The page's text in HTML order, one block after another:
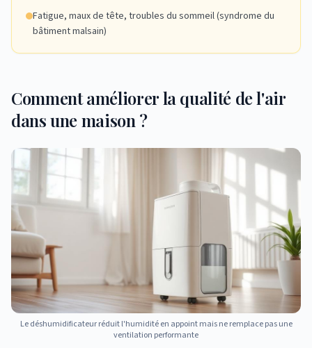
Fatigue, maux de tête, troubles du sommeil (syndrome du
bâtiment malsain)
Comment améliorer la qualité de l'air
dans une maison ?
Le déshumidificateur réduit l'humidité en appoint mais ne remplace pas une
ventilation performante